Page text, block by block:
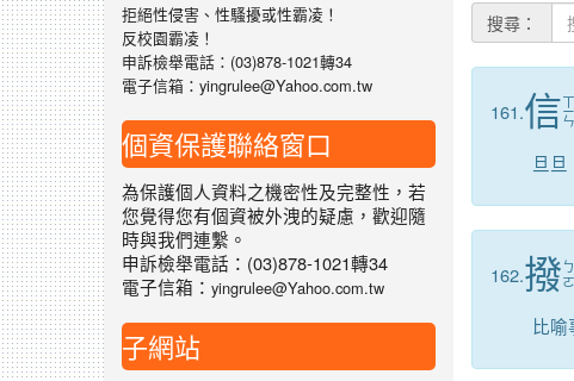
搜尋：
161.信ㄒ
ㄧ
ㄣ
旦
162.撥 ㄅ
ㄛ
比
拒絕性侵害、性騷擾或性霸凌！
反校園霸凌！
申訴檢舉電話：(03)878-1021轉34
電子信箱：yingrulee@Yahoo.com.tw
個資保護聯絡窗口
為保護個人資料之機密性及完整性，若
您覺得您有個資被外洩的疑慮，歡迎隨
時與我們連繫。
申訴檢舉電話：(03)878-1021轉34
電子信箱： yingrulee@Yahoo.com.tw
子網站